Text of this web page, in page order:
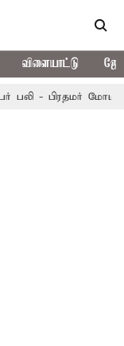
விளையாட்டு
- பிரதமர் மோடி இரங்கல்